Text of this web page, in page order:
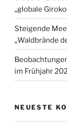
„globale
Steigende
„Waldbrände
im Frühjahr
NEUESTE